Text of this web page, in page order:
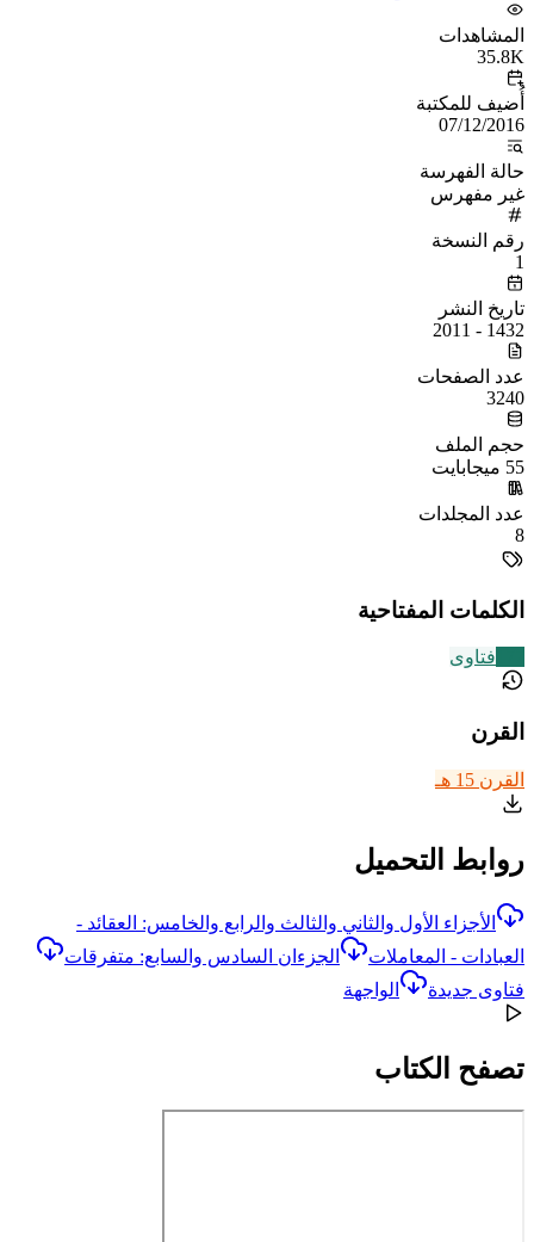
المشاهدات
35.8K
أُضيف للمكتبة
07/12/2016
حالة الفهرسة
غير مفهرس
رقم النسخة
1
تاريخ النشر
1432 - 2011
عدد الصفحات
3240
حجم الملف
55 ميجابايت
عدد المجلدات
8
الكلمات المفتاحية
فتاوى
القرن
القرن 15 هـ
روابط التحميل
الأجزاء الأول والثاني والثالث والرابع والخامس: العقائد -
العبادات - المعاملات
الجزءان السادس والسابع: متفرقات
فتاوى جديدة
الواجهة
تصفح الكتاب